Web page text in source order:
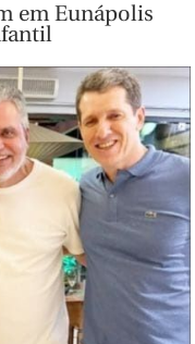
em Eunápolis